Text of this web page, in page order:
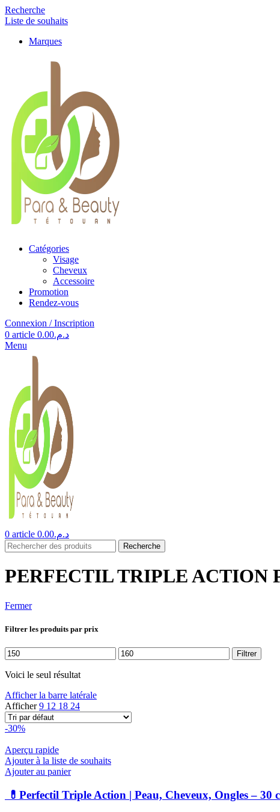
Recherche
Liste de souhaits
Marques
Catégories
Visage
Cheveux
Accessoire
Promotion
Rendez-vous
Connexion / Inscription
0 article د.م.0.00
Menu
0 article د.م.0.00
Recherche
PERFECTIL TRIPLE ACTION
Fermer
Filtrer les produits par prix
Prix
min
Prix
max
Filtrer
Voici le seul résultat
Afficher la barre latérale
Afficher9 12 18 24
-30%
Aperçu rapide
Ajouter à la liste de souhaits
Ajouter au panier
💊Perfectil Triple Action | Peau, Cheveux, Ongles – 30